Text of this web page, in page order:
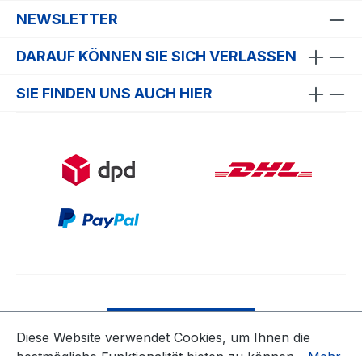
NEWSLETTER
DARAUF KÖNNEN SIE SICH VERLASSEN
SIE FINDEN UNS AUCH HIER
Diese Website verwendet Cookies, um Ihnen die